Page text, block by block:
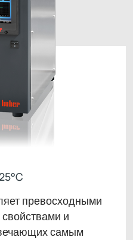
представляет собой
60 кВт при
охлаждения 25
контроля
превосходными
и
самым